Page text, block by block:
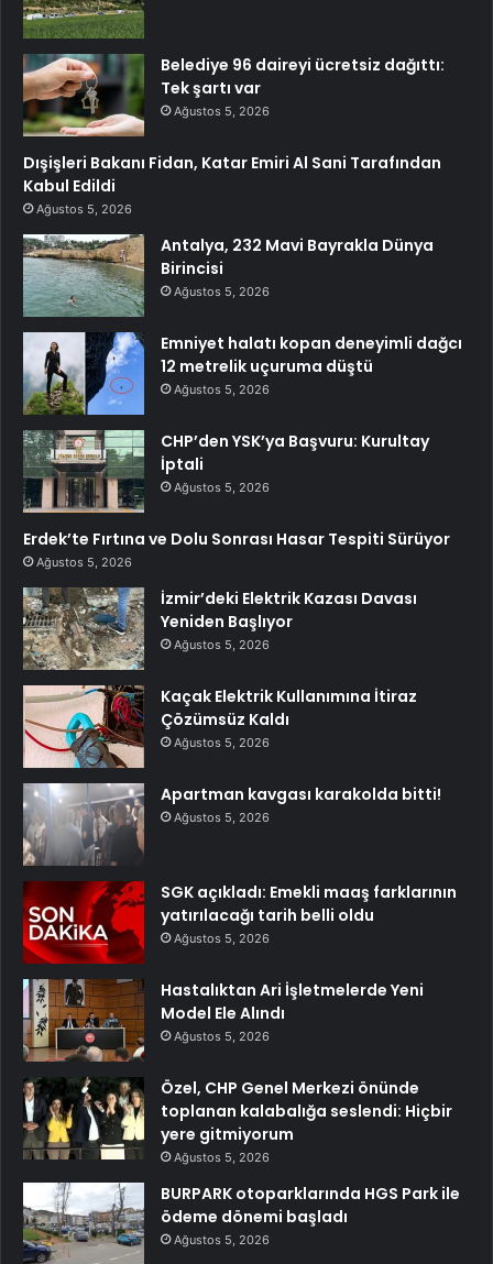
Belediye 96 daireyi ücretsiz dağıttı:
Tek şartı var
Ağustos 5, 2026
Dışişleri Bakanı Fidan, Katar Emiri Al Sani Tarafından
Kabul Edildi
Ağustos 5, 2026
Antalya, 232 Mavi Bayrakla Dünya
Birincisi
Ağustos 5, 2026
Emniyet halatı kopan deneyimli dağcı
12 metrelik uçuruma düştü
Ağustos 5, 2026
CHP’den YSK’ya Başvuru: Kurultay
İptali
Ağustos 5, 2026
Erdek’te Fırtına ve Dolu Sonrası Hasar Tespiti Sürüyor
Ağustos 5, 2026
İzmir’deki Elektrik Kazası Davası
Yeniden Başlıyor
Ağustos 5, 2026
Kaçak Elektrik Kullanımına İtiraz
Çözümsüz Kaldı
Ağustos 5, 2026
Apartman kavgası karakolda bitti!
Ağustos 5, 2026
SGK açıkladı: Emekli maaş farklarının
yatırılacağı tarih belli oldu
Ağustos 5, 2026
Hastalıktan Ari İşletmelerde Yeni
Model Ele Alındı
Ağustos 5, 2026
Özel, CHP Genel Merkezi önünde
toplanan kalabalığa seslendi: Hiçbir
yere gitmiyorum
Ağustos 5, 2026
BURPARK otoparklarında HGS Park ile
ödeme dönemi başladı
Ağustos 5, 2026